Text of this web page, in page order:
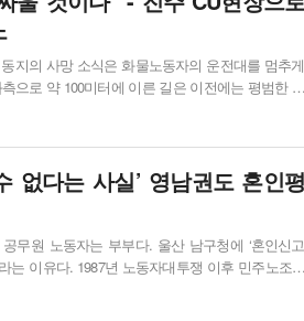
지의 사망 소식은 화물노동자의 운전대를 멈추게
으로 약 100미터에 이른 길은 이전에는 평범한 도
기 위해’ ‘노조하다가’ 무참히 ‘살해당한’ 서광석
시 ...
없다는 사실’ 영남권도 혼인평
무원 노동자는 부부다. 울산 남구청에 ‘혼인신고
는 이유다. 1987년 노동자대투쟁 이후 민주노조는
씩 ‘평등세상’을 향해 나아갔다. 하지만 아직 바